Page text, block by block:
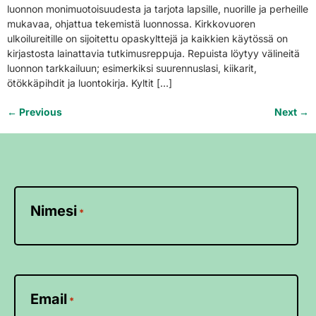
luonnon monimuotoisuudesta ja tarjota lapsille, nuorille ja perheille
mukavaa, ohjattua tekemistä luonnossa. Kirkkovuoren
ulkoilureitille on sijoitettu opaskylttejä ja kaikkien käytössä on
kirjastosta lainattavia tutkimusreppuja. Repuista löytyy välineitä
luonnon tarkkailuun; esimerkiksi suurennuslasi, kiikarit,
ötökkäpihdit ja luontokirja. Kyltit […]
← Previous Next →
Nimesi *
Email *